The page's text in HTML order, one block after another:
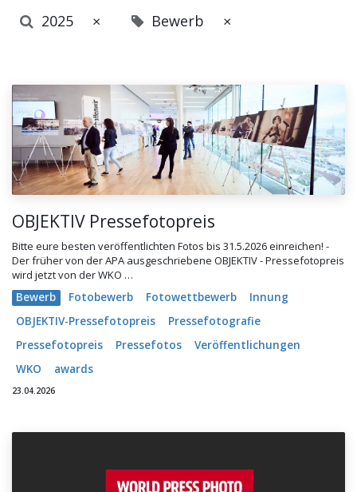
2025 × Bewerb ×
OBJEKTIV Pressefotopreis
Bitte eure besten veröffentlichten Fotos bis 31.5.2026 einreichen! -
Der früher von der APA ausgeschriebene OBJEKTIV - Pressefotopreis
wird jetzt von der WKO …
Bewerb
Fotobewerb Fotowettbewerb
Innung
OBJEKTIV-Pressefotopreis
Pressefotografie
Pressefotopreis
Pressefotos
Veröffentlichungen
WKO
awards
23.04.2026